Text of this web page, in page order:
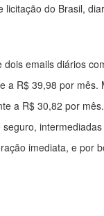
do Brasil,
emails diários
a R$ 39,98 por
a R$ 30,82 por
imediata, e por